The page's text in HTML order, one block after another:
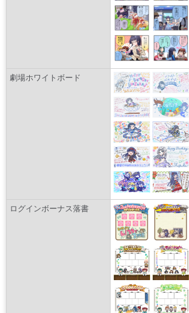
劇場ホワイトボード
ログインボーナス落書